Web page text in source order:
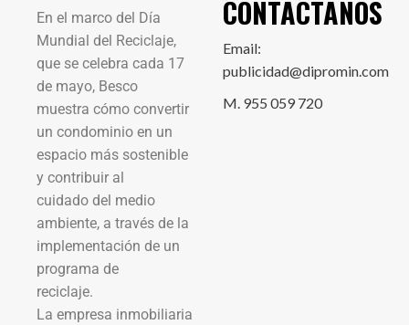
En el marco del Día
Mundial del Reciclaje,
que se celebra cada 17
de mayo, Besco
muestra cómo convertir
un condominio en un
espacio más sostenible
y contribuir al
cuidado del medio
ambiente, a través de la
implementación de un
programa de
reciclaje.
La empresa inmobiliaria
CONTÁCTANOS
Email:
publicidad@dipromin.com
M. 955 059 720